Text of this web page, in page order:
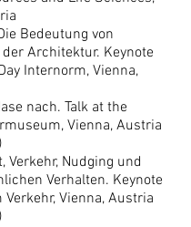
Bedeutung von
Architektur. Keynote
Internorm, Vienna,
nach. Talk at the
Vienna, Austria
Verkehr, Nudging und
Verhalten. Keynote
Vienna, Austria